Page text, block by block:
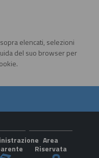
elencati, selezioni
del suo browser per
Area
Riservata